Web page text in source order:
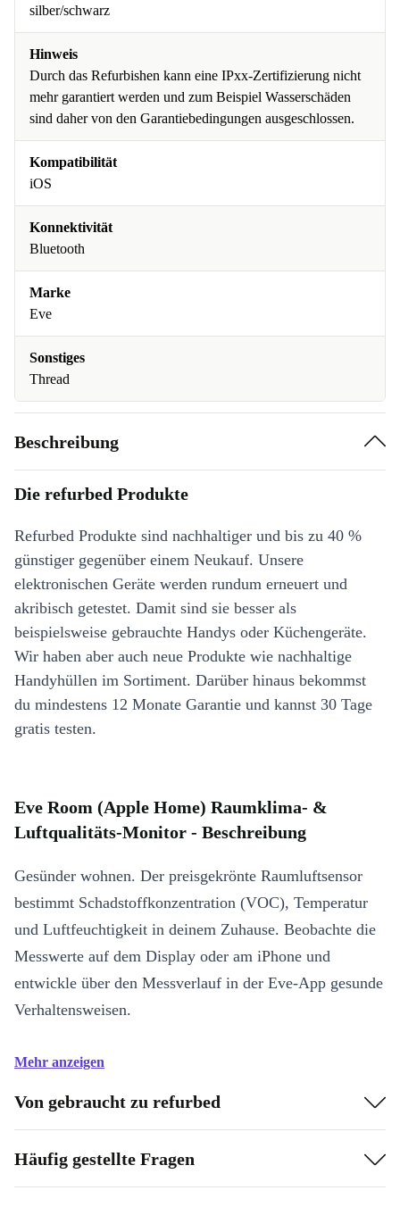
silber/schwarz
Hinweis
Durch das Refurbishen kann eine IPxx-Zertifizierung nicht
mehr garantiert werden und zum Beispiel Wasserschäden
sind daher von den Garantiebedingungen ausgeschlossen.
Kompatibilität
iOS
Konnektivität
Bluetooth
Marke
Eve
Sonstiges
Thread
Beschreibung
Die refurbed Produkte
Refurbed Produkte sind nachhaltiger und bis zu 40 %
günstiger gegenüber einem Neukauf. Unsere
elektronischen Geräte werden rundum erneuert und
akribisch getestet. Damit sind sie besser als
beispielsweise gebrauchte Handys oder Küchengeräte.
Wir haben aber auch neue Produkte wie nachhaltige
Handyhüllen im Sortiment. Darüber hinaus bekommst
du mindestens 12 Monate Garantie und kannst 30 Tage
gratis testen.
Eve Room (Apple Home) Raumklima- &
Luftqualitäts-Monitor - Beschreibung
Gesünder wohnen. Der preisgekrönte Raumluftsensor
bestimmt Schadstoffkonzentration (VOC), Temperatur
und Luftfeuchtigkeit in deinem Zuhause. Beobachte die
Messwerte auf dem Display oder am iPhone und
entwickle über den Messverlauf in der Eve-App gesunde
Verhaltensweisen.
Mehr anzeigen
Von gebraucht zu refurbed
Häufig gestellte Fragen